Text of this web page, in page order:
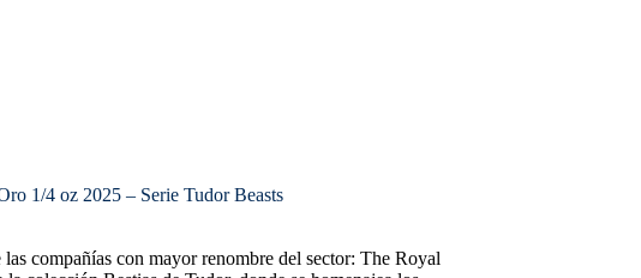
1/4 oz 2025 – Serie Tudor Beasts
compañías con mayor renombre del sector: The Royal